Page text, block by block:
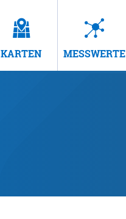
KARTEN MESSWERTE